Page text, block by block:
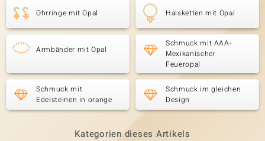
Ohrringe mit Opal Halsketten mit Opal
Armbänder mit Opal
Schmuck mit AAA-
Mexikanischer
Feueropal
Schmuck mit
Edelsteinen in orange
Schmuck im gleichen
Design
Kategorien dieses Artikels